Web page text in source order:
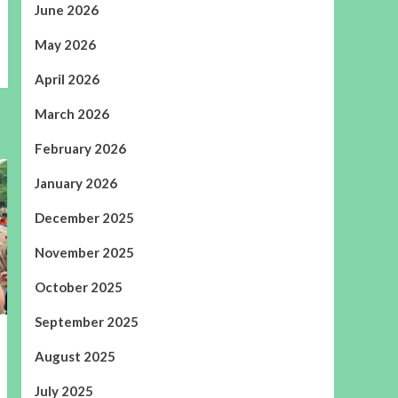
June 2026
May 2026
April 2026
March 2026
February 2026
January 2026
December 2025
November 2025
October 2025
September 2025
August 2025
July 2025